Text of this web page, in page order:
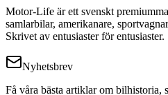
Motor-Life är ett svenskt
samlarbilar, amerikanare,
Skrivet av entusiaster för entusiaster.
Nyhetsbrev
Få våra bästa artiklar om bilhistoria,